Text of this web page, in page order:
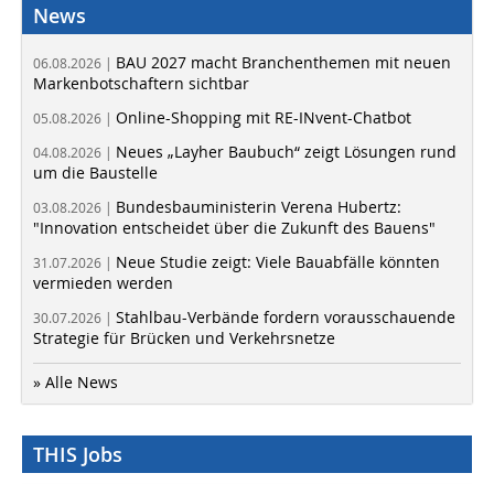
News
06.08.2026 | BAU 2027 macht Branchenthemen mit neuen
Markenbotschaftern sichtbar
05.08.2026 | Online-Shopping mit RE-INvent-Chatbot
04.08.2026 | Neues „Layher Baubuch“ zeigt Lösungen rund
um die Baustelle
03.08.2026 | Bundesbauministerin Verena Hubertz:
"Innovation entscheidet über die Zukunft des Bauens"
31.07.2026 | Neue Studie zeigt: Viele Bauabfälle könnten
vermieden werden
30.07.2026 | Stahlbau-Verbände fordern vorausschauende
Strategie für Brücken und Verkehrsnetze
» Alle News
THIS Jobs